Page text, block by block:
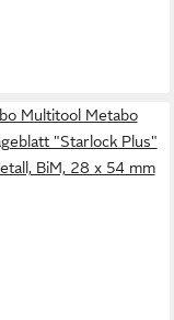
Multitool Metabo
"Starlock Plus"
BiM, 28 x 54 mm